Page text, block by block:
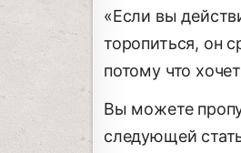
«Если вы
торопиться, он
потому что
Вы можете
следующей